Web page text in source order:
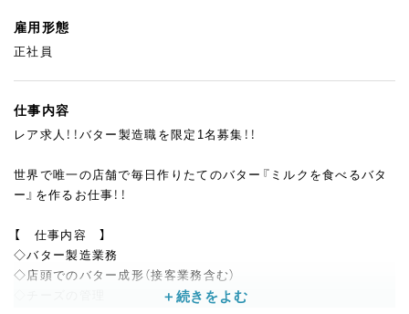
雇用形態
正社員
仕事内容
レア求人！！バター製造職を限定1名募集！！
世界で唯一の店舗で毎日作りたてのバター『ミルクを食べるバタ
ー』を作るお仕事！！
【 仕事内容 】
◇バター製造業務
◇店頭でのバター成形（接客業務含む）